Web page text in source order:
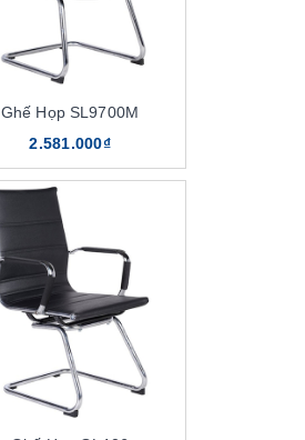
Ghế Họp SL9700M
2.581.000₫